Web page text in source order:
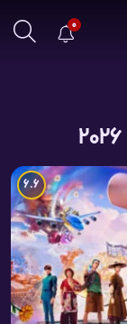
0
6.6